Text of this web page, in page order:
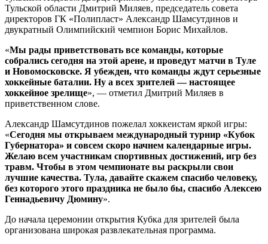
Тульской области Дмитрий Миляев, председатель совета
директоров ГК «Полипласт» Александр Шамсутдинов и
двукратный Олимпийский чемпион Борис Михайлов.
«Мы рады приветствовать все команды, которые
собрались сегодня на этой арене, и проведут матчи в Туле
и Новомосковске. Я убежден, что команды ждут серьезные
хоккейные баталии. Ну а всех зрителей — настоящее
хоккейное зрелище», — отметил Дмитрий Миляев в
приветственном слове.
Александр Шамсутдинов пожелал хоккеистам яркой игры:
«Сегодня мы открываем международный турнир «Кубок
Губернатора» и совсем скоро начнем календарные игры.
Желаю всем участникам спортивных достижений, игр без
травм. Чтобы в этом чемпионате вы раскрыли свои
лучшие качества. Тула, давайте скажем спасибо человеку,
без которого этого праздника не было бы, спасибо Алексею
Геннадьевичу Дюмину».
До начала церемонии открытия Кубка для зрителей была
организована широкая развлекательная программа.